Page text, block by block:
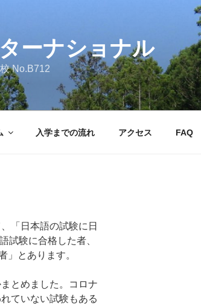
ターナショナル
No.B712
入学までの流れ アクセス FAQ
「日本語の試験に日
試験に合格した者、
」とあります。
とめました。コロナ
ていない試験もある